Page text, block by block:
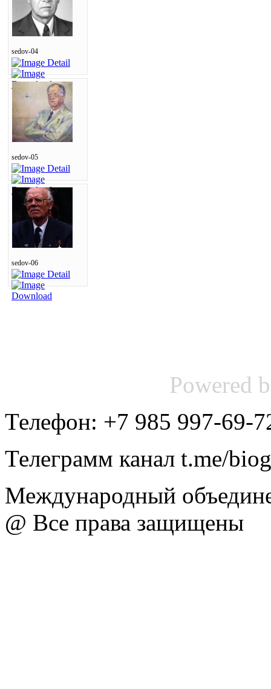
sedov-04
sedov-05
sedov-06
Powered
Телефон: +7 985 997-69-
Телеграмм канал t.me/
Международный
@ Все права защищены